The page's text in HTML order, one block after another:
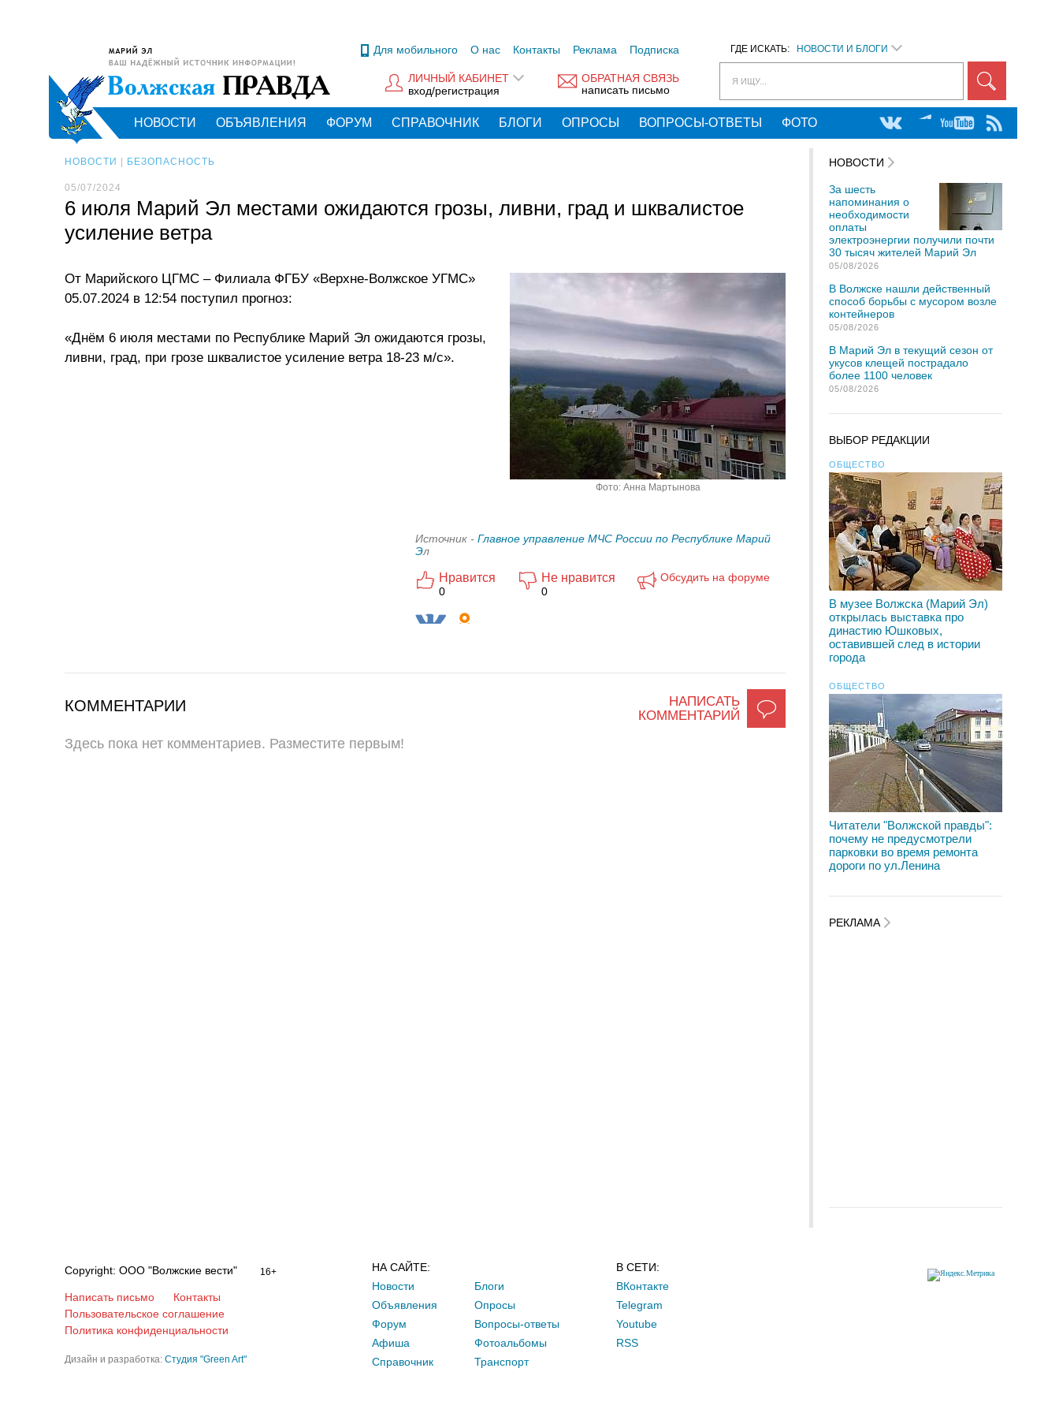
ГДЕ ИСКАТЬ: НОВОСТИ И БЛОГИ
Я ИЩУ...
Для мобильного О нас Контакты Реклама Подписка
ОБРАТНАЯ СВЯЗЬ
написать письмо
ЛИЧНЫЙ КАБИНЕТ
вход/регистрация
НОВОСТИ ОБЪЯВЛЕНИЯ ФОРУМ СПРАВОЧНИК БЛОГИ ОПРОСЫ ВОПРОСЫ-ОТВЕТЫ ФОТО
НОВОСТИ БЕЗОПАСНОСТЬ
05/07/2024
6 июля Марий Эл местами ожидаются грозы, ливни, град и шквалистое
усиление ветра
Фото: Анна Мартынова
От Марийского ЦГМС – Филиала ФГБУ «Верхне-Волжское УГМС»
05.07.2024 в 12:54 поступил прогноз:
«Днём 6 июля местами по Республике Марий Эл ожидаются грозы,
ливни, град, при грозе шквалистое усиление ветра 18-23 м/с».
Источник - Главное управление МЧС России по Республике Марий
Эл
Нравится
0
Не нравится
0
Обсудить на форуме
НАПИСАТЬ
КОММЕНТАРИЙ
КОММЕНТАРИИ
Здесь пока нет комментариев. Разместите первым!
НОВОСТИ
За шесть
напоминания о
необходимости
оплаты
электроэнергии получили почти
30 тысяч жителей Марий Эл
05/08/2026
В Волжске нашли действенный
способ борьбы с мусором возле
контейнеров
05/08/2026
В Марий Эл в текущий сезон от
укусов клещей пострадало
более 1100 человек
05/08/2026
ВЫБОР РЕДАКЦИИ
ОБЩЕСТВО
В музее Волжска (Марий Эл)
открылась выставка про
династию Юшковых,
оставившей след в истории
города
ОБЩЕСТВО
Читатели "Волжской правды":
почему не предусмотрели
парковки во время ремонта
дороги по ул.Ленина
РЕКЛАМА
Copyright: ООО "Волжские вести" 16+
Написать письмо
Контакты
Пользовательское соглашение
Политика конфиденциальности
Дизайн и разработка: Студия "Green Art"
НА САЙТЕ:
Новости
Объявления
Форум
Афиша
Справочник
Блоги
Опросы
Вопросы-ответы
Фотоальбомы
Транспорт
В СЕТИ:
ВКонтакте
Telegram
Youtube
RSS